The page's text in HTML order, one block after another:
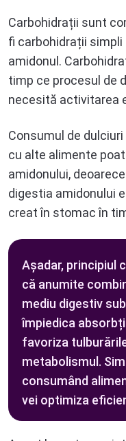
Carbohidrații sunt
fi carbohidrații
amidonul.
timp ce procesul de
necesită activitarea
Consumul de
cu alte alimente
amidonului,
digestia amidonului
creat în stomac în
Așadar, principiul
că anumite
mediu digestiv
împiedica
favoriza
metabolismul.
consumând
vei optimiza